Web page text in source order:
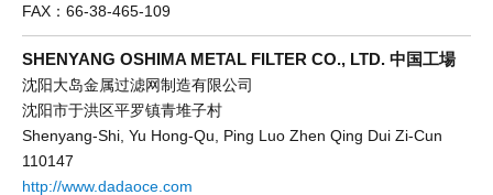
FAX：66-38-465-109
SHENYANG OSHIMA METAL FILTER CO., LTD. 中国工場
沈阳大岛金属过滤网制造有限公司
沈阳市于洪区平罗镇青堆子村
Shenyang-Shi, Yu Hong-Qu, Ping Luo Zhen Qing Dui Zi-Cun
110147
http://www.dadaoce.com